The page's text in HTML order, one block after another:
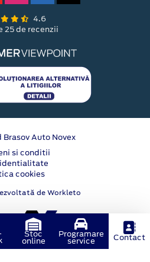
4.6
25 de recenzii
Auto Novex
si conditii
cookies
de Workleto
Stoc
online
Programare
service Contact